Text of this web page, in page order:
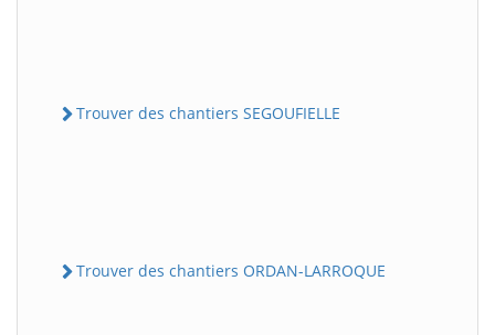
Trouver des chantiers SEGOUFIELLE
Trouver des chantiers ORDAN-LARROQUE